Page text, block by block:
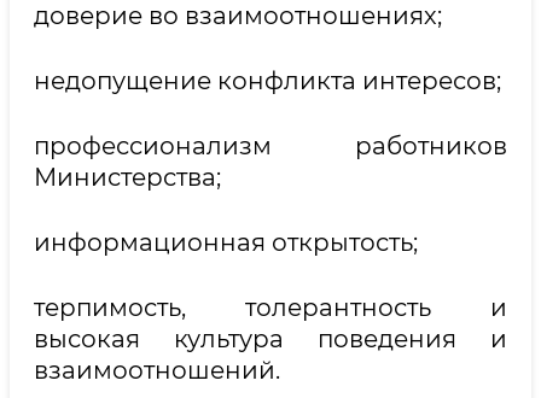
доверие во взаимоотношениях;
недопущение конфликта интересов;
профессионализм работников
Министерства;
информационная открытость;
терпимость, толерантность и
высокая культура поведения и
взаимоотношений.